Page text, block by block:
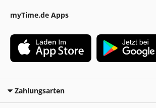
myTime.de Apps
Zahlungsarten